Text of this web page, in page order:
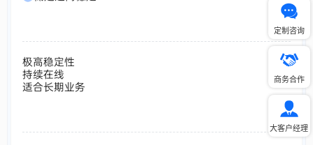
极高稳定性
持续在线
适合长期业务
定制咨询
商务合作
大客户经理